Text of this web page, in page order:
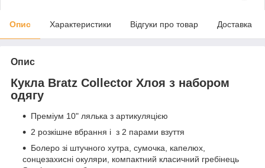
Опис Характеристики Відгуки про товар Доставка
Опис
Кукла Bratz Collector Хлоя з набором
одягу
Преміум 10" лялька з артикуляцією
2 розкішне вбрання і з 2 парами взуття
Болеро зі штучного хутра, сумочка, капелюх,
сонцезахисні окуляри, компактний класичний гребінець